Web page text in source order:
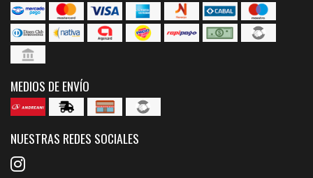
MEDIOS DE ENVÍO
NUESTRAS REDES SOCIALES